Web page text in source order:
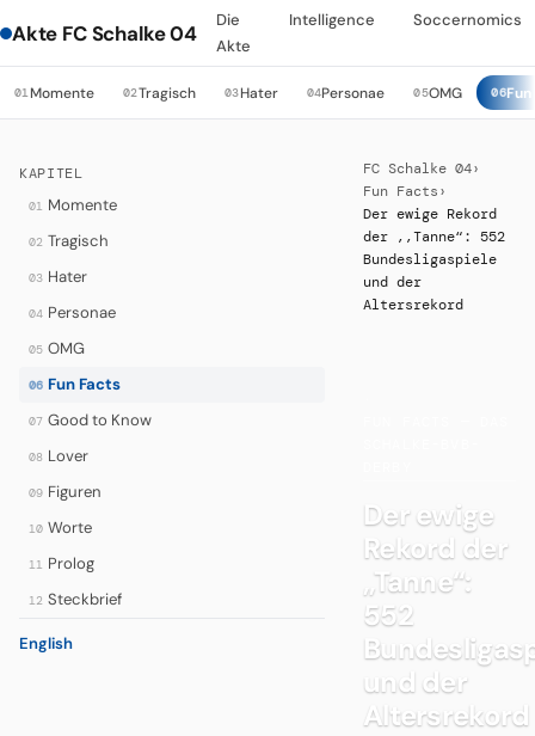
Akte FC Schalke 04
Die
Akte
Intelligence Soccernomics
01Momente 02Tragisch 03Hater 04Personae 05OMG 06
KAPITEL
01 Momente
02 Tragisch
03 Hater
04 Personae
05 OMG
06 Fun Facts
07 Good to Know
08 Lover
09 Figuren
10 Worte
11 Prolog
12 Steckbrief
English
FC Schalke 04›
Fun Facts ›
Der ewige Rekord
der ,,Tanne“: 552
Bundesligaspiele
und der
Altersrekord
Der ewige
Rekord der
,,Tanne“:
552
und der
Altersrekord